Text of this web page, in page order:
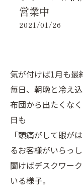
営業中
2021/01/26
気が付けば1月も最
毎日、朝晩と冷え込
布団から出たくな
日も
「頭痛がして眼が
るお客様がいらっし
聞けばデスクワー
いる様子。